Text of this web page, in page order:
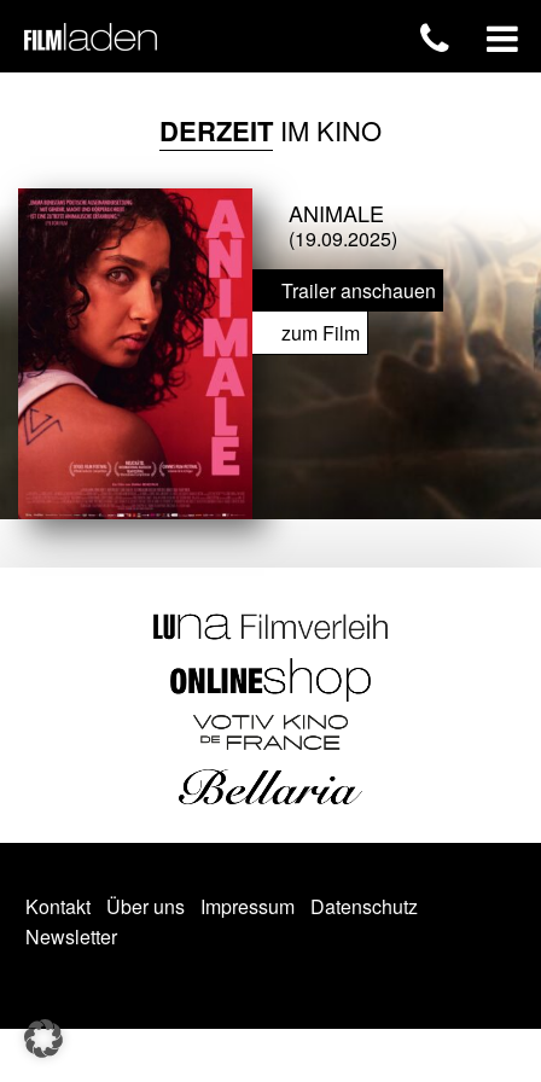
DERZEITIM KINO
ANIMALE
(19.09.2025)
Trailer anschauen
zum Film
Kontakt Über uns Impressum
Datenschutz
Newsletter